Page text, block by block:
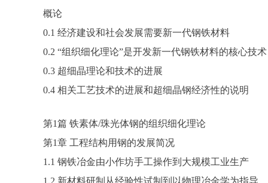
概论
0.1 经济建设和社会发展需要新一代钢铁材料
0.2 “组织细化理论”是开发新一代钢铁材料的核心技术
0.3 超细晶理论和技术的进展
0.4 相关工艺技术的进展和超细晶钢经济性的说明
第1篇 铁素体/珠光体钢的组织细化理论
第1章 工程结构用钢的发展简况
1.1 钢铁冶金由小作坊手工操作到大规模工业生产
1.2 新材料研制从经验性试制到以物理冶金学为指导